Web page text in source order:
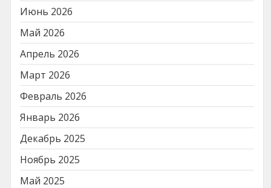
Июнь 2026
Май 2026
Апрель 2026
Март 2026
Февраль 2026
Январь 2026
Декабрь 2025
Ноябрь 2025
Май 2025